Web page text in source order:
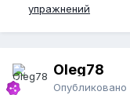
упражнений
Oleg78
Опубликовано